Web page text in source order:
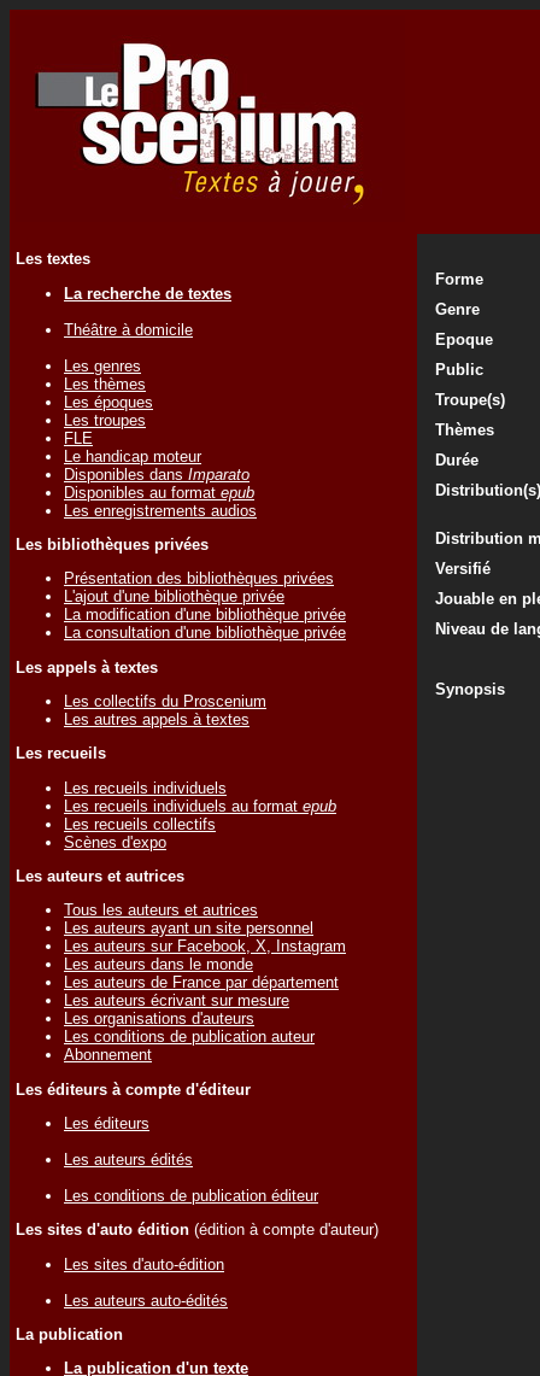
Les textes
La recherche de textes
Théâtre à domicile
Les genres
Les thèmes
Les époques
Les troupes
FLE
Le handicap moteur
Disponibles dans Imparato
Disponibles au format epub
Les enregistrements audios
Les bibliothèques privées
Présentation des bibliothèques privées
L'ajout d'une bibliothèque privée
La modification d'une bibliothèque privée
La consultation d'une bibliothèque privée
Les appels à textes
Les collectifs du Proscenium
Les autres appels à textes
Les recueils
Les recueils individuels
Les recueils individuels au format epub
Les recueils collectifs
Scènes d'expo
Les auteurs et autrices
Tous les auteurs et autrices
Les auteurs ayant un site personnel
Les auteurs sur Facebook, X, Instagram
Les auteurs dans le monde
Les auteurs de France par département
Les auteurs écrivant sur mesure
Les organisations d'auteurs
Les conditions de publication auteur
Abonnement
Les éditeurs à compte d'éditeur
Les éditeurs
Les auteurs édités
Les conditions de publication éditeur
Les sites d'auto édition (édition à compte d'auteur)
Les sites d'auto-édition
Les auteurs auto-édités
La publication
La publication d'un texte
Forme
Genre
Epoque
Public
Troupe(s)
Thèmes
Durée
Distribution(s)
Distribution
Versifié
Jouable en
Niveau de
Synopsis